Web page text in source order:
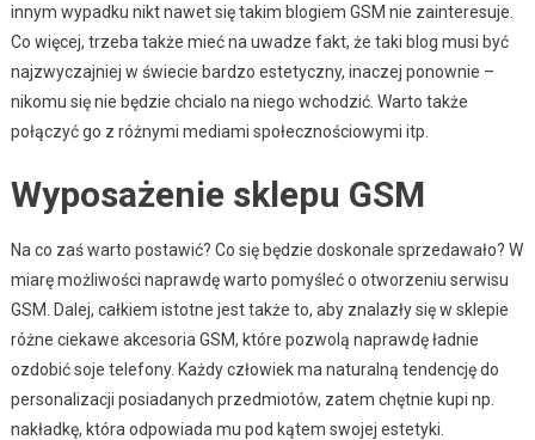
innym wypadku nikt nawet się takim blogiem GSM nie zainteresuje.
Co więcej, trzeba także mieć na uwadze fakt, że taki blog musi być
najzwyczajniej w świecie bardzo estetyczny, inaczej ponownie –
nikomu się nie będzie chcialo na niego wchodzić. Warto także
połączyć go z różnymi mediami społecznościowymi itp.
Wyposażenie sklepu GSM
Na co zaś warto postawić? Co się będzie doskonale sprzedawało? W
miarę możliwości naprawdę warto pomyśleć o otworzeniu serwisu
GSM. Dalej, całkiem istotne jest także to, aby znalazły się w sklepie
różne ciekawe akcesoria GSM, które pozwolą naprawdę ładnie
ozdobić soje telefony. Każdy człowiek ma naturalną tendencję do
personalizacji posiadanych przedmiotów, zatem chętnie kupi np.
nakładkę, która odpowiada mu pod kątem swojej estetyki.